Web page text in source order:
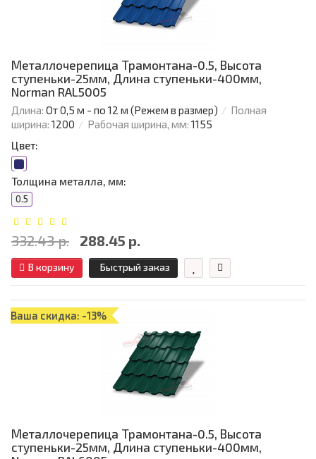
Металлочерепица Трамонтана-0.5, Высота
ступеньки-25мм, Длина ступеньки-400мм,
Norman RAL5005
Длина: От 0,5 м - по 12 м (Режем в размер)
Полная
ширина: 1200 Рабочая ширина, мм: 1155
Цвет:
Толщина металла, мм:
0.5
332.43 р. 288.45 р.
В корзину Быстрый заказ
Ваша скидка: -13%
Металлочерепица Трамонтана-0.5, Высота
ступеньки-25мм, Длина ступеньки-400мм,